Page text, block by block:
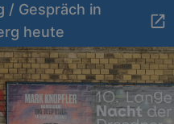
/ Gespräch in
heute
www.kulturkalender-
dresden.de
2
Google LLC
.kulturkalender-
dresden.de
2